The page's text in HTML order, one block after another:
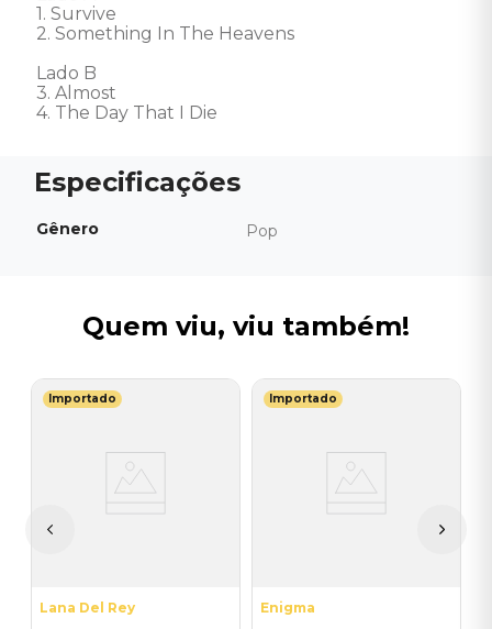
1. Survive
2. Something In The Heavens
Lado B
3. Almost
4. The Day That I Die
Gênero Pop
Quem viu, viu também!
Importado
Lana Del Rey
Importado
Enigma